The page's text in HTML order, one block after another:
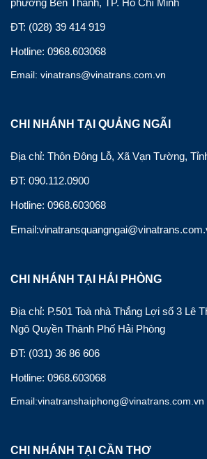
phường Bến Thành, TP. Hồ Chí Minh
ĐT: (028) 39 414 919
Hotline: 0968.603068
Email: vinatrans@vinatrans.com.vn
CHI NHÁNH TẠI QUẢNG NGÃI
Địa chỉ: Thôn Đông Lỗ, Xã Vạn Tường,
ĐT: 090.112.0900
Hotline: 0968.603068
CHI NHÁNH TẠI HẢI PHÒNG
Địa chỉ: P.501 Toà nhà Thắng Lợi số 3 Lê
Ngô Quyền Thành Phố Hải Phòng
ĐT: (031) 36 86 606
Hotline: 0968.603068
Email:vinatranshaiphong@vinatrans.com.vn
CHI NHÁNH TẠI CẦN THƠ